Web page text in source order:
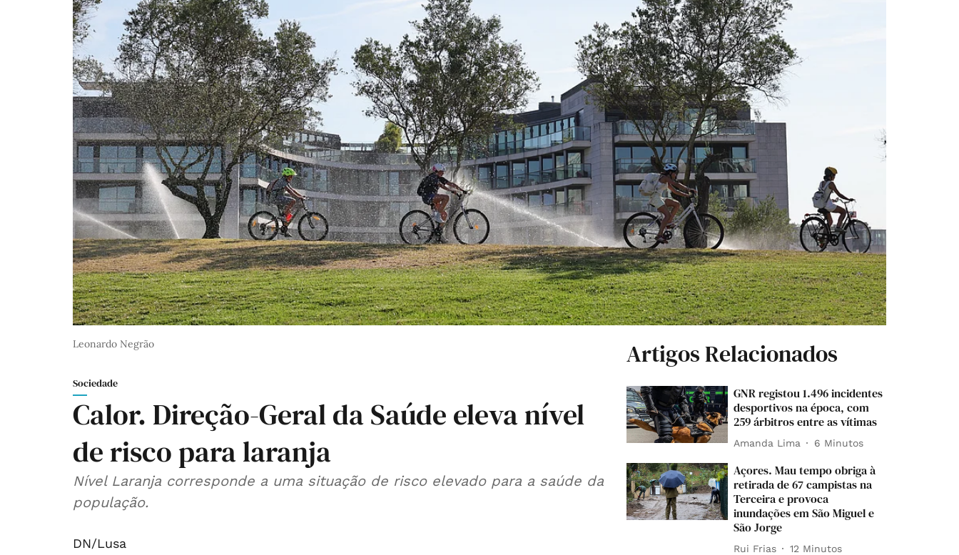
Leonardo Negrão
Sociedade
Calor. Direção-Geral da Saúde eleva nível
de risco para laranja
Nível Laranja corresponde a uma situação de risco elevado para a saúde da
população.
DN/Lusa
Artigos Relacionados
GNR registou 1.496 incidentes
desportivos na época, com
259 árbitros entre as vítimas
Amanda Lima 6 Minutos
Açores. Mau tempo obriga à
retirada de 67 campistas na
Terceira e provoca
inundações em São Miguel e
São Jorge
Rui Frias 12 Minutos